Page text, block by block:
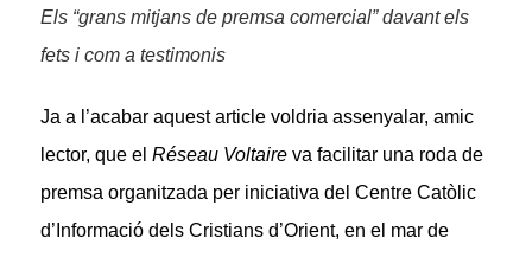
Els “grans mitjans de premsa comercial” davant els
fets i com a testimonis
Ja a l’acabar aquest article voldria assenyalar, amic
lector, que el Réseau Voltaire va facilitar una roda de
premsa organitzada per iniciativa del Centre Catòlic
d’Informació dels Cristians d’Orient, en el mar de